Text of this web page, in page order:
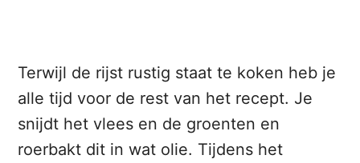
Terwijl de rijst rustig staat te koken heb je
alle tijd voor de rest van het recept. Je
snijdt het vlees en de groenten en
roerbakt dit in wat olie. Tijdens het